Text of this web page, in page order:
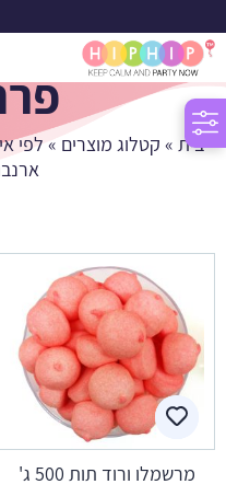
יום
בית » קטלוג מוצרים » לפי
מרשמלו ורוד תות 500 ג'